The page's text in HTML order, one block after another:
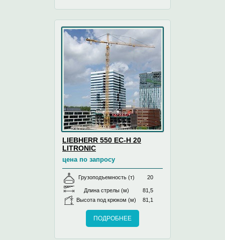
LIEBHERR 550 EC-H 20
LITRONIC
цена по запросу
Грузоподъемность (т) 20
Длина стрелы (м)
81,5
Высота под крюком (м)
81,1
ПОДРОБНЕЕ